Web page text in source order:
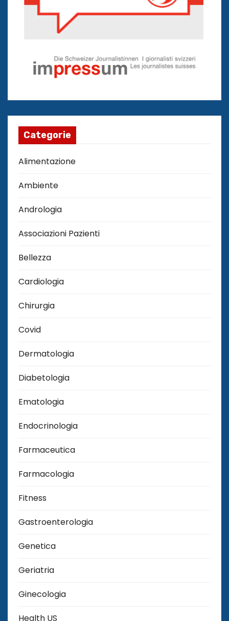
Categorie
Alimentazione
Ambiente
Andrologia
Associazioni Pazienti
Bellezza
Cardiologia
Chirurgia
Covid
Dermatologia
Diabetologia
Ematologia
Endocrinologia
Farmaceutica
Farmacologia
Fitness
Gastroenterologia
Genetica
Geriatria
Ginecologia
Health US